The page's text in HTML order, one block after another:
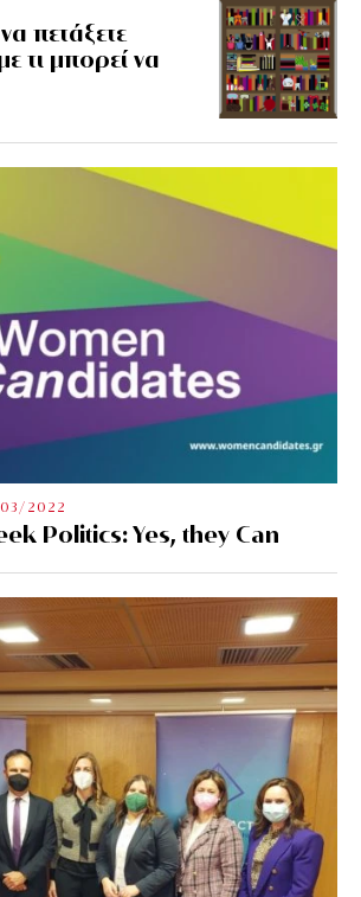
πετάξετε
τι μπορεί να
2022
Politics: Yes, they Can